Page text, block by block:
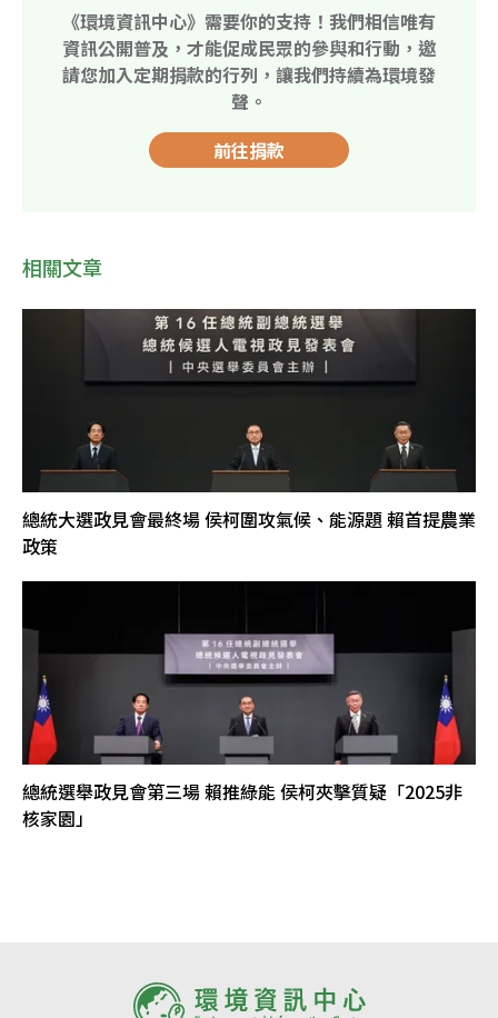
《環境資訊中心》需要你的支持！我們相信唯有
資訊公開普及，才能促成民眾的參與和行動，邀
請您加入定期捐款的行列，讓我們持續為環境發
聲。
前往捐款
相關文章
總統大選政見會最終場 侯柯圍攻氣候、能源題 賴首提農業
政策
總統選舉政見會第三場 賴推綠能 侯柯夾擊質疑「2025非
核家園」